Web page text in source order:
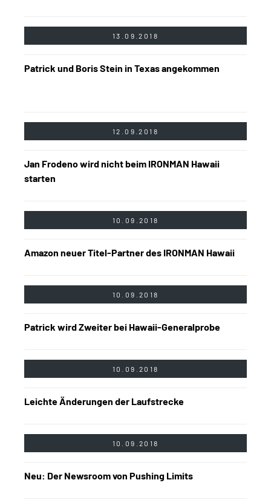
13.09.2018
Patrick und Boris Stein in Texas angekommen
12.09.2018
Jan Frodeno wird nicht beim IRONMAN Hawaii
starten
10.09.2018
Amazon neuer Titel-Partner des IRONMAN Hawaii
10.09.2018
Patrick wird Zweiter bei Hawaii-Generalprobe
10.09.2018
Leichte Änderungen der Laufstrecke
10.09.2018
Neu: Der Newsroom von Pushing Limits